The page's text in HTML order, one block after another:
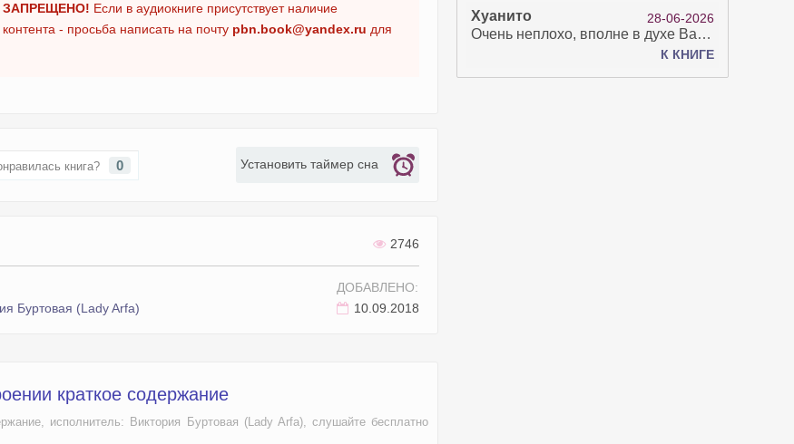
ЗАПРЕЩЕНО! Если в аудиокниге присутствует наличие
- просьба написать на почту pbn.book@yandex.ru для
книга? 0 Установить таймер сна
2746
Буртовая (Lady Arfa)
ДОБАВЛЕНО:
10.09.2018
краткое содержание
исполнитель: Виктория Буртовая (Lady Arfa), слушайте бесплатно
Хуанито 28-06-2026
Очень неплохо, вполне в духе Варго!)
К КНИГЕ